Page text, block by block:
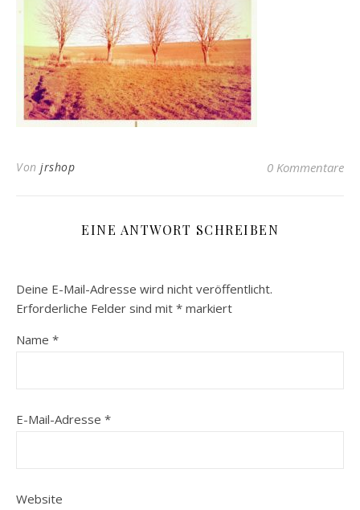
Von jrshop 0 Kommentare
EINE ANTWORT SCHREIBEN
Deine E-Mail-Adresse wird nicht veröffentlicht.
Erforderliche Felder sind mit * markiert
Name *
E-Mail-Adresse *
Website